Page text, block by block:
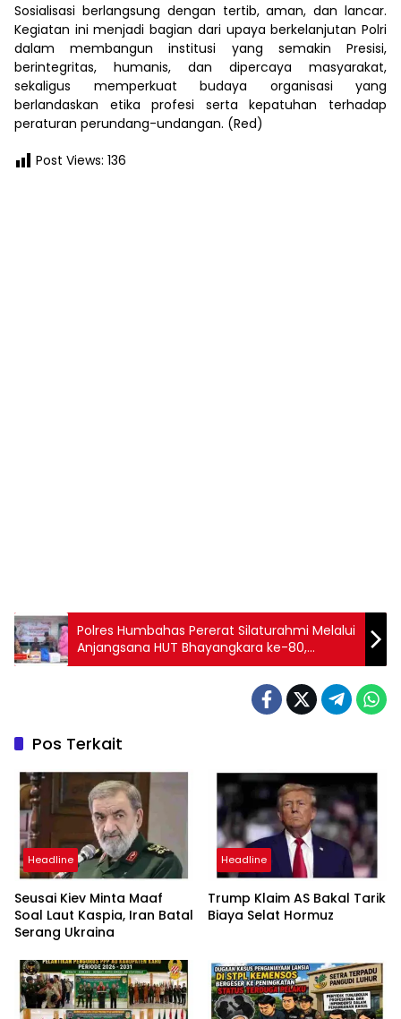
Sosialisasi berlangsung dengan tertib, aman, dan lancar.
Kegiatan ini menjadi bagian dari upaya berkelanjutan Polri
dalam membangun institusi yang semakin Presisi,
berintegritas, humanis, dan dipercaya masyarakat,
sekaligus memperkuat budaya organisasi yang
berlandaskan etika profesi serta kepatuhan terhadap
peraturan perundang-undangan. (Red)
Post Views: 136
Polres Humbahas Pererat Silaturahmi Melalui
Anjangsana HUT Bhayangkara ke-80,
Kapolres Salurkan Bansos dan Layanan
Kesehatan kepada Warga Sakit Menahun
Pos Terkait
Headline
Seusai Kiev Minta Maaf
Soal Laut Kaspia, Iran Batal
Serang Ukraina
Headline
Trump Klaim AS Bakal Tarik
Biaya Selat Hormuz